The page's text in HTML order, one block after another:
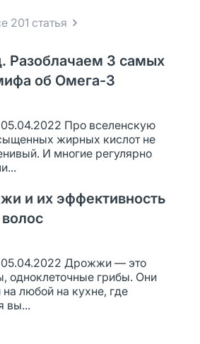
201 статья
Разоблачаем 3 самых
об Омега-3
Про вселенскую
жирных кислот не
И многие регулярно
и их эффективность
05.04.2022 Дрожжи — это
одноклеточные грибы. Они
на любой на кухне, где
вы...